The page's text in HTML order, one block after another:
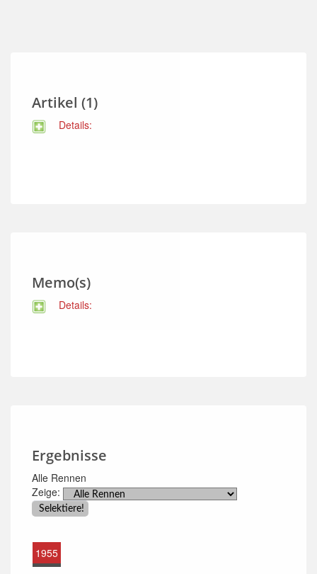
Artikel (1)
Details:
Memo(s)
Details:
Ergebnisse
Alle Rennen
Zeige:
1955